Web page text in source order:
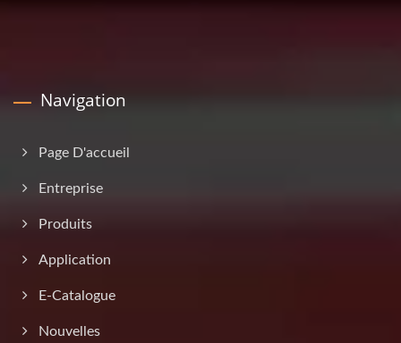
Navigation
Page D'accueil
Entreprise
Produits
Application
E-Catalogue
Nouvelles